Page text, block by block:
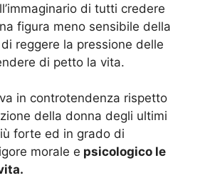
di tutti credere
figura meno sensibile della
reggere la pressione delle
di petto la vita.
in controtendenza rispetto
della donna degli ultimi
forte ed in grado di
morale e psicologico le